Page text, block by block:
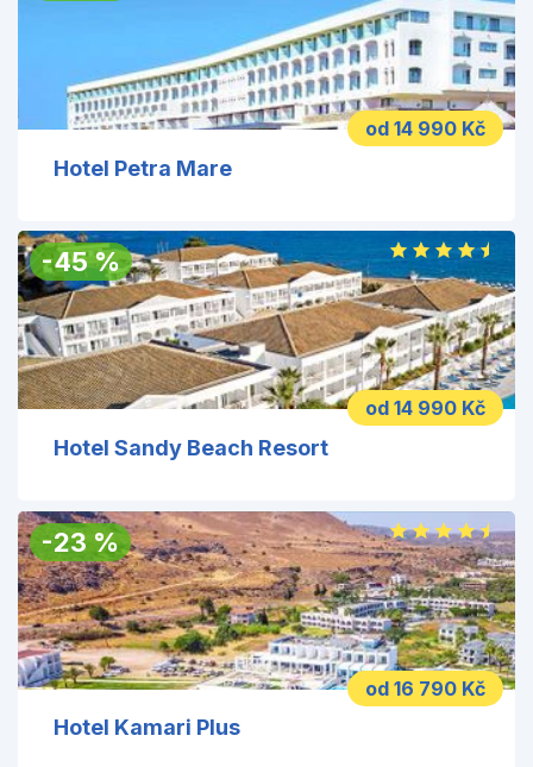
od 14 990 Kč
Hotel Petra Mare
od 14 990 Kč
-45%
Hotel Sandy Beach Resort
od 16 790 Kč
-23 %
Hotel Kamari Plus